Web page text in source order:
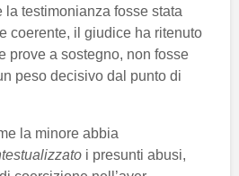
la testimonianza fosse stata
coerente, il giudice ha ritenuto
prove a sostegno, non fosse
peso decisivo dal punto di
la minore abbia
i presunti abusi,